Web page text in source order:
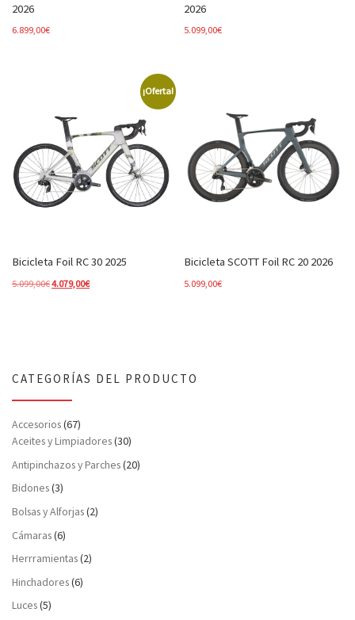
2026
6.899,00€
2026
5.099,00€
¡Oferta!
Bicicleta Foil RC 30 2025
5.099,00€El precio original era: 5.099,00€.
4.079,00€El precio actual es: 4.079,00€.
Bicicleta SCOTT Foil RC 20 2026
5.099,00€
CATEGORÍAS DEL PRODUCTO
Accesorios(67)
Aceites y Limpiadores(30)
Antipinchazos y Parches(20)
Bidones(3)
Bolsas y Alforjas(2)
Cámaras(6)
Herrramientas(2)
Hinchadores(6)
Luces(5)